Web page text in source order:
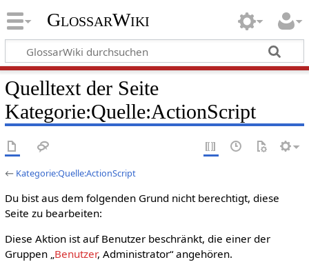
GlossarWiki
Quelltext der Seite
Kategorie:Quelle:ActionScript
← Kategorie:Quelle:ActionScript
Du bist aus dem folgenden Grund nicht berechtigt, diese
Seite zu bearbeiten:
Diese Aktion ist auf Benutzer beschränkt, die einer der
Gruppen „Benutzer, Administrator“ angehören.